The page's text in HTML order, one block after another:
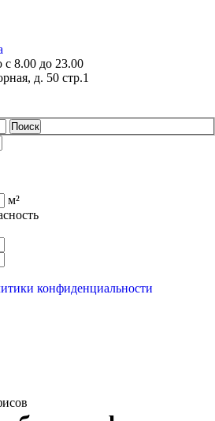
с 8.00 до 23.00
д. 50 стр.1
м²
конфиденциальности